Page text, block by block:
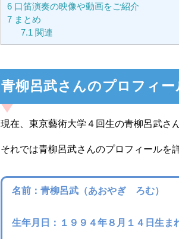
6 口笛演奏の映像や動画をご紹介
7 まとめ
7.1 関連
青柳呂武さんのプロフィ
現在、東京藝術大学４回生の青柳呂武さ
それでは青柳呂武さんのプロフィールを
名前：青柳呂武（あおやぎ ろむ）
生年月日：１９９４年８月１４日生ま